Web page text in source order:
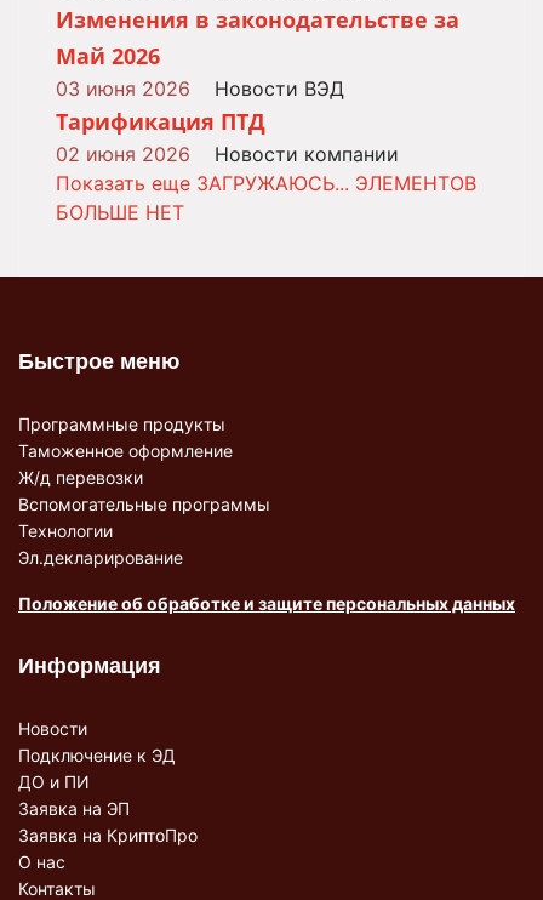
Изменения в законодательстве за
Май 2026
03 июня 2026 Новости ВЭД
Тарификация ПТД
02 июня 2026
Новости компании
Показать еще ЗАГРУЖАЮСЬ... ЭЛЕМЕНТОВ
БОЛЬШЕ НЕТ
Быстрое меню
Программные продукты
Таможенное оформление
Ж/д перевозки
Вспомогательные программы
Технологии
Эл.декларирование
Положение об обработке и защите персональных данных
Информация
Новости
Подключение к ЭД
ДО и ПИ
Заявка на ЭП
Заявка на КриптоПро
О нас
Контакты